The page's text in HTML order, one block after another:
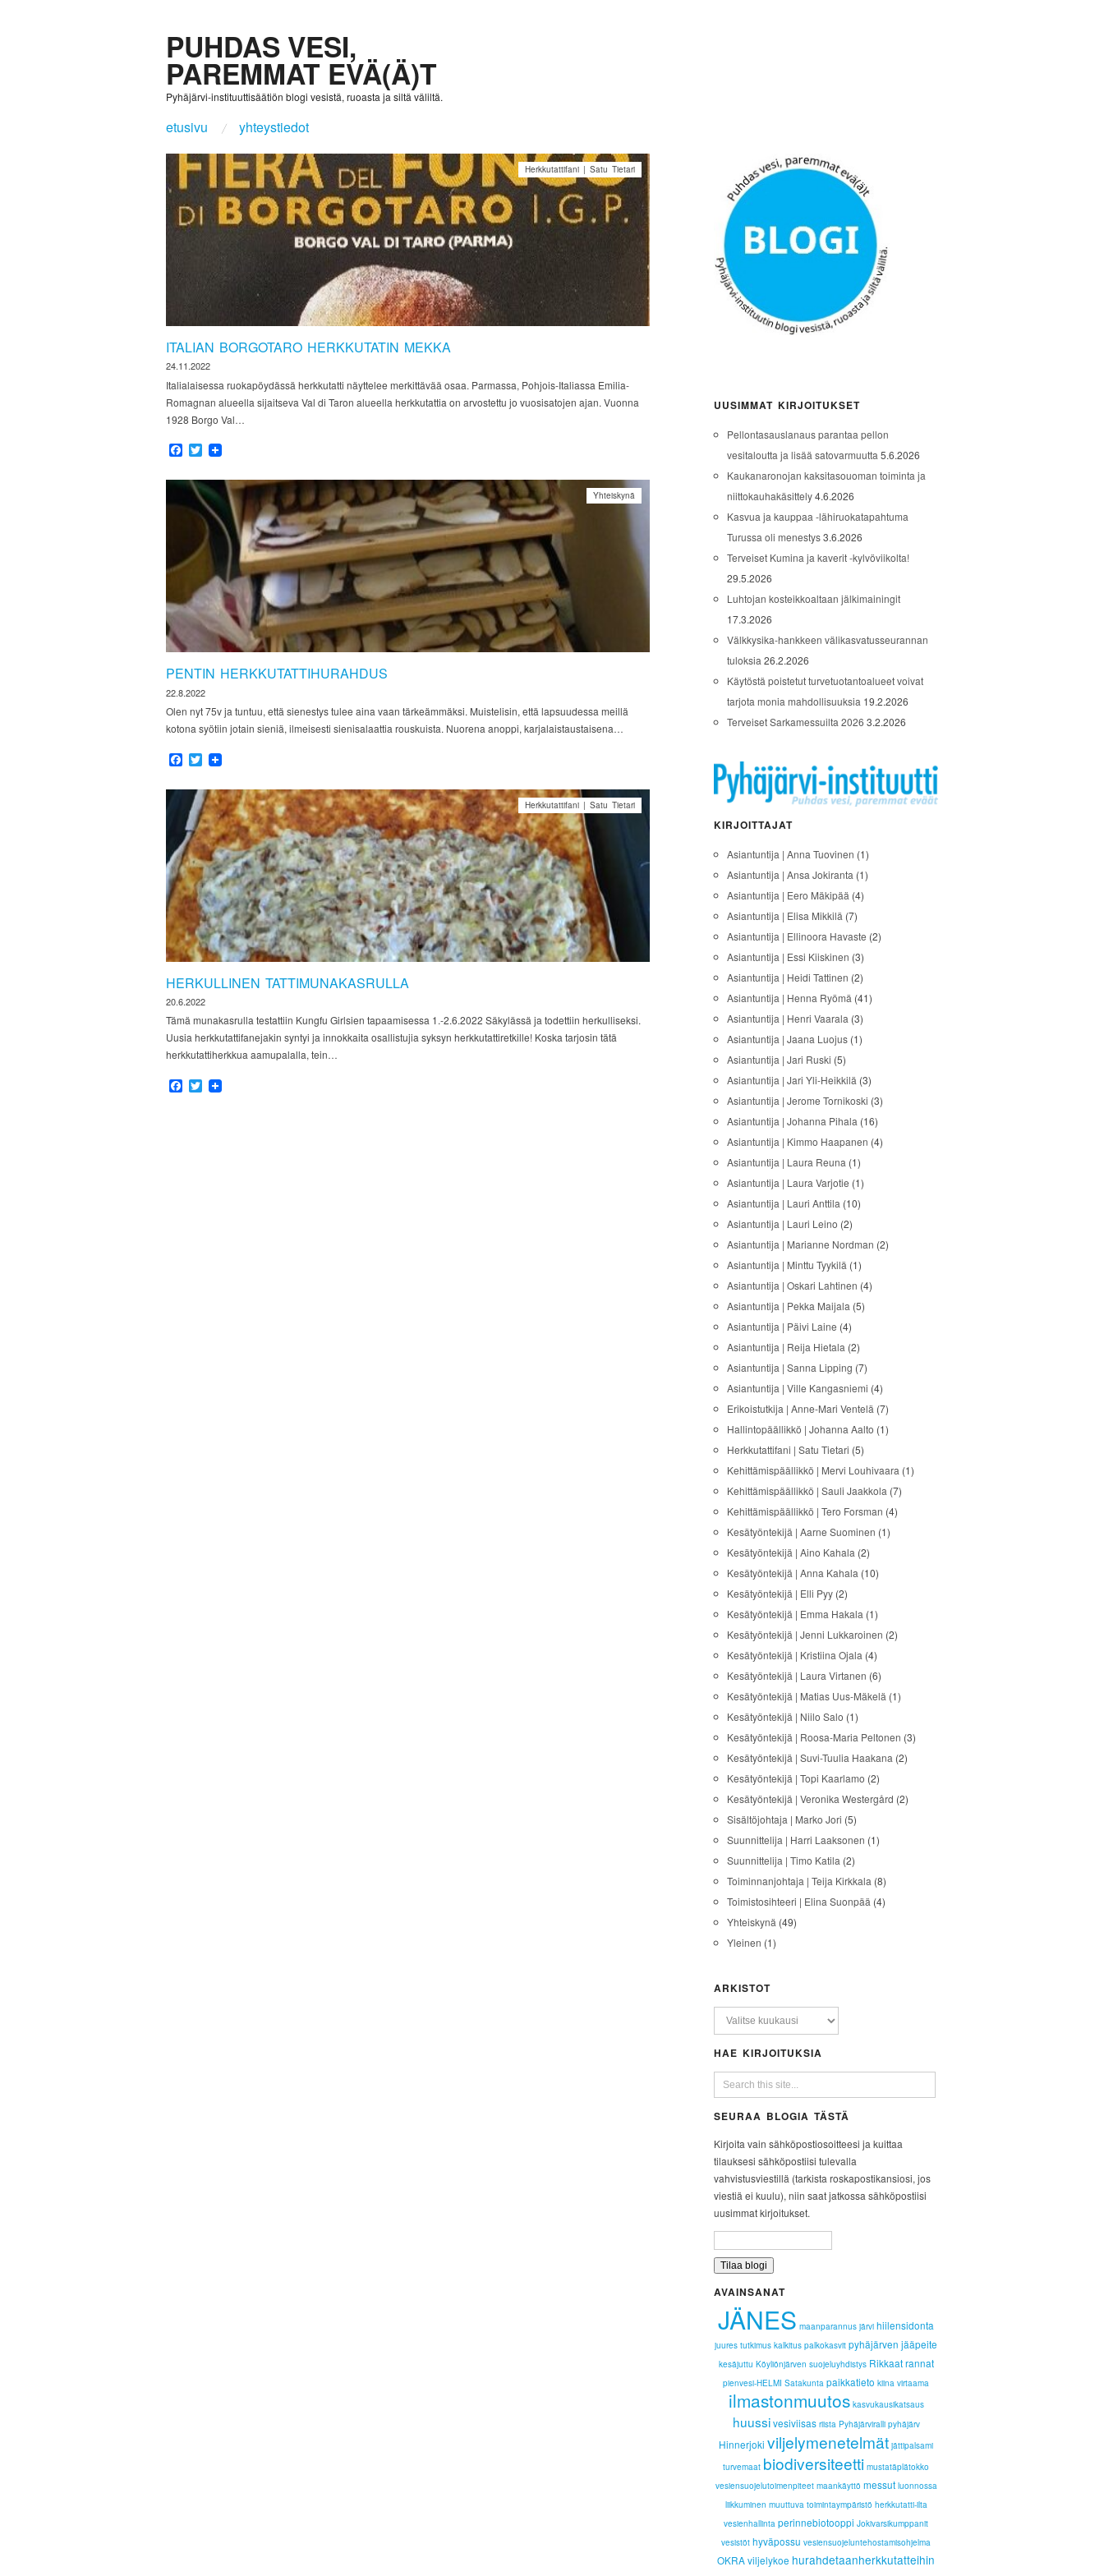
PUHDAS VESI,
PAREMMAT EVÄ(Ä)T
Pyhäjärvi-instituuttisäätiön blogi vesistä, ruoasta ja siltä väliltä.
etusivu yhteystiedot
ITALIAN BORGOTARO HERKKUTATIN MEKKA
24.11.2022
Herkkutattifani | Satu Tietari
Italialaisessa ruokapöydässä herkkutatti näyttelee merkittävää osaa. Parmassa, Pohjois-Italiassa Emilia-
Romagnan alueella sijaitseva Val di Taron alueella herkkutattia on arvostettu jo vuosisatojen ajan. Vuonna
1928 Borgo Val…
Facebook
Twitter
PENTIN HERKKUTATTIHURAHDUS
22.8.2022
Yhteiskynä
Olen nyt 75v ja tuntuu, että sienestys tulee aina vaan tärkeämmäksi. Muistelisin, että lapsuudessa meillä
kotona syötiin jotain sieniä, ilmeisesti sienisalaattia rouskuista. Nuorena anoppi, karjalaistaustaisena…
Facebook
Twitter
HERKULLINEN TATTIMUNAKASRULLA
20.6.2022
Herkkutattifani | Satu Tietari
Tämä munakasrulla testattiin Kungfu Girlsien tapaamisessa 1.-2.6.2022 Säkylässä ja todettiin herkulliseksi.
Uusia herkkutattifanejakin syntyi ja innokkaita osallistujia syksyn herkkutattiretkille! Koska tarjosin tätä
herkkutattiherkkua aamupalalla, tein…
Facebook
Twitter
UUSIMMAT KIRJOITUKSET
Pellontasauslanaus parantaa pellon
vesitaloutta ja lisää satovarmuutta 5.6.2026
Kaukanaronojan kaksitasouoman toiminta ja
niittokauhakäsittely 4.6.2026
Kasvua ja kauppaa -lähiruokatapahtuma
Turussa oli menestys 3.6.2026
Terveiset Kumina ja kaverit -kylvöviikolta!
29.5.2026
Luhtojan kosteikkoaltaan jälkimainingit
17.3.2026
Välkkysika-hankkeen välikasvatusseurannan
tuloksia 26.2.2026
Käytöstä poistetut turvetuotantoalueet voivat
tarjota monia mahdollisuuksia 19.2.2026
Terveiset Sarkamessuilta 2026 3.2.2026
KIRJOITTAJAT
Asiantuntija | Anna Tuovinen (1)
Asiantuntija | Ansa Jokiranta (1)
Asiantuntija | Eero Mäkipää (4)
Asiantuntija | Elisa Mikkilä (7)
Asiantuntija | Ellinoora Havaste (2)
Asiantuntija | Essi Kiiskinen (3)
Asiantuntija | Heidi Tattinen (2)
Asiantuntija | Henna Ryömä (41)
Asiantuntija | Henri Vaarala (3)
Asiantuntija | Jaana Luojus (1)
Asiantuntija | Jari Ruski (5)
Asiantuntija | Jari Yli-Heikkilä (3)
Asiantuntija | Jerome Tornikoski (3)
Asiantuntija | Johanna Pihala (16)
Asiantuntija | Kimmo Haapanen (4)
Asiantuntija | Laura Reuna (1)
Asiantuntija | Laura Varjotie (1)
Asiantuntija | Lauri Anttila (10)
Asiantuntija | Lauri Leino (2)
Asiantuntija | Marianne Nordman (2)
Asiantuntija | Minttu Tyykilä (1)
Asiantuntija | Oskari Lahtinen (4)
Asiantuntija | Pekka Maijala (5)
Asiantuntija | Päivi Laine (4)
Asiantuntija | Reija Hietala (2)
Asiantuntija | Sanna Lipping (7)
Asiantuntija | Ville Kangasniemi (4)
Erikoistutkija | Anne-Mari Ventelä (7)
Hallintopäällikkö | Johanna Aalto (1)
Herkkutattifani | Satu Tietari (5)
Kehittämispäällikkö | Mervi Louhivaara (1)
Kehittämispäällikkö | Sauli Jaakkola (7)
Kehittämispäällikkö | Tero Forsman (4)
Kesätyöntekijä | Aarne Suominen (1)
Kesätyöntekijä | Aino Kahala (2)
Kesätyöntekijä | Anna Kahala (10)
Kesätyöntekijä | Elli Pyy (2)
Kesätyöntekijä | Emma Hakala (1)
Kesätyöntekijä | Jenni Lukkaroinen (2)
Kesätyöntekijä | Kristiina Ojala (4)
Kesätyöntekijä | Laura Virtanen (6)
Kesätyöntekijä | Matias Uus-Mäkelä (1)
Kesätyöntekijä | Niilo Salo (1)
Kesätyöntekijä | Roosa-Maria Peltonen (3)
Kesätyöntekijä | Suvi-Tuulia Haakana (2)
Kesätyöntekijä | Topi Kaarlamo (2)
Kesätyöntekijä | Veronika Westergård (2)
Sisältöjohtaja | Marko Jori (5)
Suunnittelija | Harri Laaksonen (1)
Suunnittelija | Timo Katila (2)
Toiminnanjohtaja | Teija Kirkkala (8)
Toimistosihteeri | Elina Suonpää (4)
Yhteiskynä (49)
Yleinen (1)
ARKISTOT
HAE KIRJOITUKSIA
SEURAA BLOGIA TÄSTÄ
Kirjoita vain sähköpostiosoitteesi ja kuittaa
tilauksesi sähköpostiisi tulevalla
vahvistusviestillä (tarkista roskapostikansiosi, jos
viestiä ei kuulu), niin saat jatkossa sähköpostiisi
uusimmat kirjoitukset.
AVAINSANAT
JÄNES maanparannus järvi hiilensidonta
juures tutkimus kalkitus palkokasvit pyhäjärven jääpeite
kesäjuttu Köyliönjärven suojeluyhdistys Rikkaat rannat
pienvesi-HELMI Satakunta paikkatieto kiina virtaama
ilmastonmuutos kasvukausikatsaus
huussivesiviisas riista Pyhäjärviralli pyhäjärv
Hinnerjoki viljelymenetelmät jättipalsami
turvemaat biodiversiteetti mustatäplätokko
vesiensuojelutoimenpiteet maankäyttö messut luonnossa
liikkuminen muuttuva toimintaympäristö herkkutatti-ilta
vesienhallinta perinnebiotooppi Jokivarsikumppanit
vesistöt hyväpossu vesiensuojeluntehostamisohjelma
OKRAviljelykoe hurahdetaanherkkutatteihin